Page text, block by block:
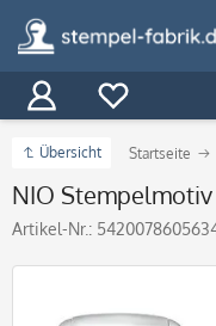
Übersicht Startseite
NIO
Artikel-Nr.: